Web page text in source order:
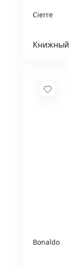
Cierre
Книжный
Bonaldo